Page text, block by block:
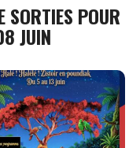
SORTIES POUR
JUIN